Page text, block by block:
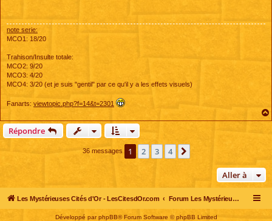
note serie:
MCO1: 18/20
Trahison/Insulte totale:
MCO2: 9/20
MCO3: 4/20
MCO4: 3/20 (et je suis "gentil" par ce qu'il y a les effets visuels)
Fanarts: viewtopic.php?f=14&t=2301
Répondre
36 messages 1 2 3 4
Aller à
Les Mystérieuses Cités d'Or - LesCitesdOr.com Forum Les Mystérieuses Cités d'Or
Développé par phpBB® Forum Software © phpBB Limited